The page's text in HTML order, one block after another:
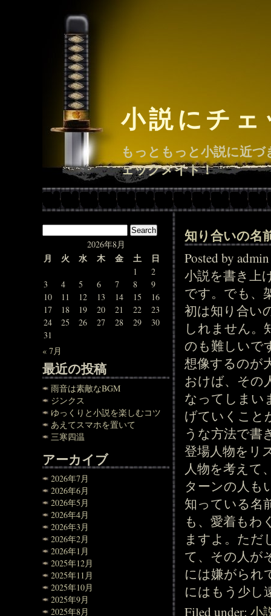
小説にチ
もっともっと小説に近
ェックメイト！
2026年8月
月 火 水 木 金 土 日
1
2
3
4 5 6 7 8
9
10
11 12 13 14 15
16
17
18 19 20 21 22
23
24
25 26 27 28 29
30
31
« 7月
最近の投稿
雨音は素敵なBGM
ジンクス
ゆっくりと小説を楽しむコツ
あえてスマホを置いて
三寒四温
アーカイブ
2026年7月
2026年6月
2026年5月
2026年4月
2026年3月
2026年2月
2026年1月
2025年12月
2025年11月
2025年10月
2025年9月
2025年8月
知り合いの名
Posted by
小説を書き上
です。でも、
初は知り合い
しれません。
のも難しいで
想像するのが
おけば、その
なってしまい
げていくこと
うな方法で書
登場人物をリ
人物を考えて
ターンの人も
知っている名
も、愛着もわ
ますよ。ただ
て、その人が
には嫌がられ
にはもう少し
Filed under:小